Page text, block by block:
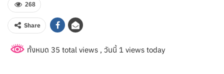
268
Share
ทั้งหมด 35 total views , วันนี้ 1 views today